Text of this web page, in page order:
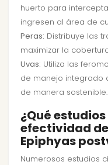
huerto para
ingresen al área de
Peras: Distribuye las
maximizar la
Uvas: Utiliza las
de manejo integrado
de manera sostenible.
¿Qué
efectividad
Epiphyas
Numerosos estudios